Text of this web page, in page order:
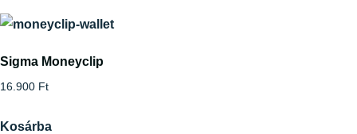
Sigma Moneyclip
16.900 Ft
Kosárba